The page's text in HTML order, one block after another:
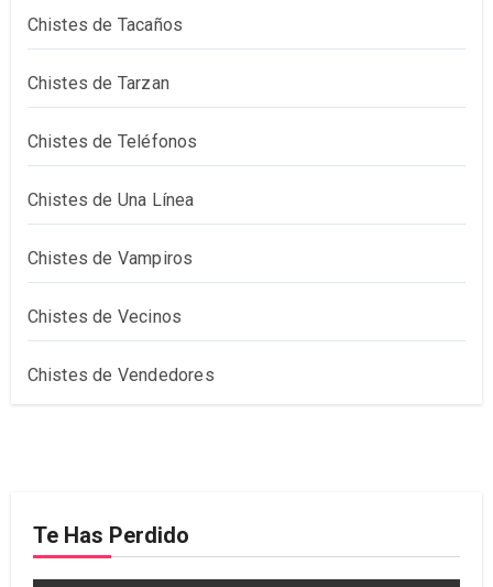
Chistes de Tacaños
Chistes de Tarzan
Chistes de Teléfonos
Chistes de Una Línea
Chistes de Vampiros
Chistes de Vecinos
Chistes de Vendedores
Te Has Perdido